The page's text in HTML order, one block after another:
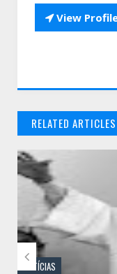
View
RELATED ARTICLES
//
NOTÍCIAS
